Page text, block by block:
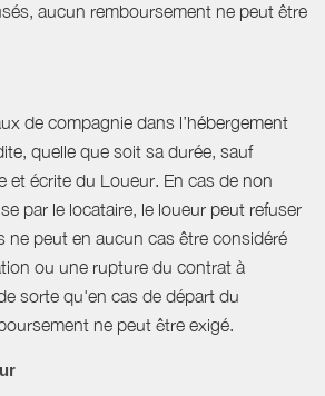
aucun remboursement ne peut être
de compagnie dans l’hébergement
quelle que soit sa durée, sauf
et écrite du Loueur. En cas de non
par le locataire, le loueur peut refuser
ne peut en aucun cas être considéré
ou une rupture du contrat à
sorte qu'en cas de départ du
ne peut être exigé.